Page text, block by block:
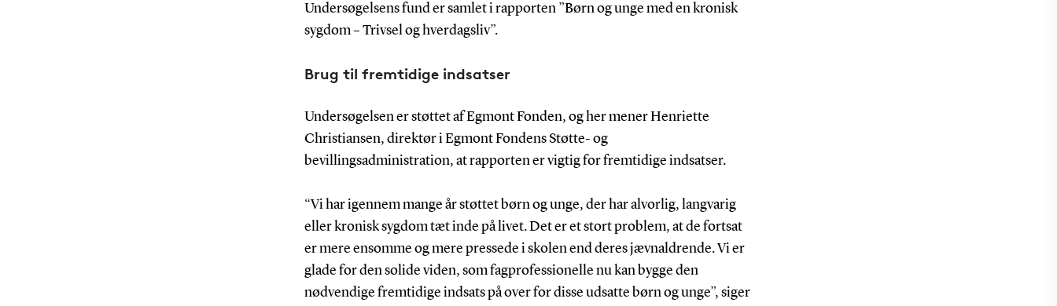
Undersøgelsens fund er samlet i rapporten ”Børn og unge med en kronisk
sygdom – Trivsel og hverdagsliv”.
Brug til fremtidige indsatser
Undersøgelsen er støttet af Egmont Fonden, og her mener Henriette
Christiansen, direktør i Egmont Fondens Støtte- og
bevillingsadministration, at rapporten er vigtig for fremtidige indsatser.
“Vi har igennem mange år støttet børn og unge, der har alvorlig, langvarig
eller kronisk sygdom tæt inde på livet. Det er et stort problem, at de fortsat
er mere ensomme og mere pressede i skolen end deres jævnaldrende. Vi er
glade for den solide viden, som fagprofessionelle nu kan bygge den
nødvendige fremtidige indsats på over for disse udsatte børn og unge”, siger